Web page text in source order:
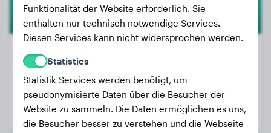
Gewicht:
Alter:
3 Jahre, 5 Monate
Geschlecht:
Rüde
Funktionalität der Website erforderlich. Sie
enthalten nur technisch notwendige Services.
Diesen Services kann nicht widersprochen werden.
Statistics
Statistik Services werden benötigt, um
pseudonymisierte Daten über die Besucher der
Website zu sammeln. Die Daten ermöglichen es uns,
die Besucher besser zu verstehen und die Webseite